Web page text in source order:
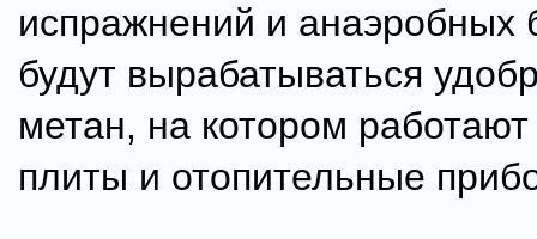
испражнений и анаэробных
будут вырабатываться
метан, на котором работают
плиты и отопительные